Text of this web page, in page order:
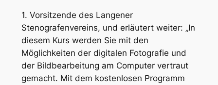
1. Vorsitzende des Langener
Stenografenvereins, und erläutert weiter: „In
diesem Kurs werden Sie mit den
Möglichkeiten der digitalen Fotografie und
der Bildbearbeitung am Computer vertraut
gemacht. Mit dem kostenlosen Programm